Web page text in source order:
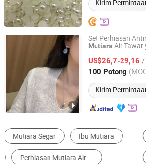
Kirim
Set Perhiasan
Mutiara Air Tawar
US$26,7-29,16 /
100 Potong
Kirim
ZHUJI YEYI IMPORT AND EXPORT CO.,
Zhejiang, China Harga
Anting-anting Kalung
Alkali Liontin Reagen Kimia